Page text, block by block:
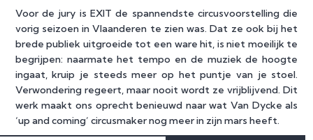
Voor de jury is EXIT de spannendste circusvoorstelling die
vorig seizoen in Vlaanderen te zien was. Dat ze ook bij het
brede publiek uitgroeide tot een ware hit, is niet moeilijk te
begrijpen: naarmate het tempo en de muziek de hoogte
ingaat, kruip je steeds meer op het puntje van je stoel.
Verwondering regeert, maar nooit wordt ze vrijblijvend. Dit
werk maakt ons oprecht benieuwd naar wat Van Dycke als
‘up and coming’ circusmaker nog meer in zijn mars heeft.